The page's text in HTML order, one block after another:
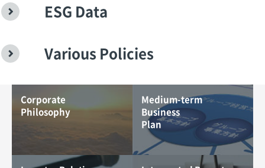
ESG Data
Various Policies
Corporate
Philosophy
Medium-term
Business
Plan